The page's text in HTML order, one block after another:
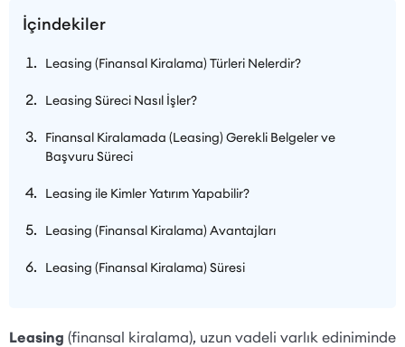
İçindekiler
Leasing (Finansal Kiralama) Türleri Nelerdir?
Leasing Süreci Nasıl İşler?
Finansal Kiralamada (Leasing) Gerekli Belgeler ve
Başvuru Süreci
Leasing ile Kimler Yatırım Yapabilir?
Leasing (Finansal Kiralama) Avantajları
Leasing (Finansal Kiralama) Süresi
Leasing (finansal kiralama), uzun vadeli varlık ediniminde